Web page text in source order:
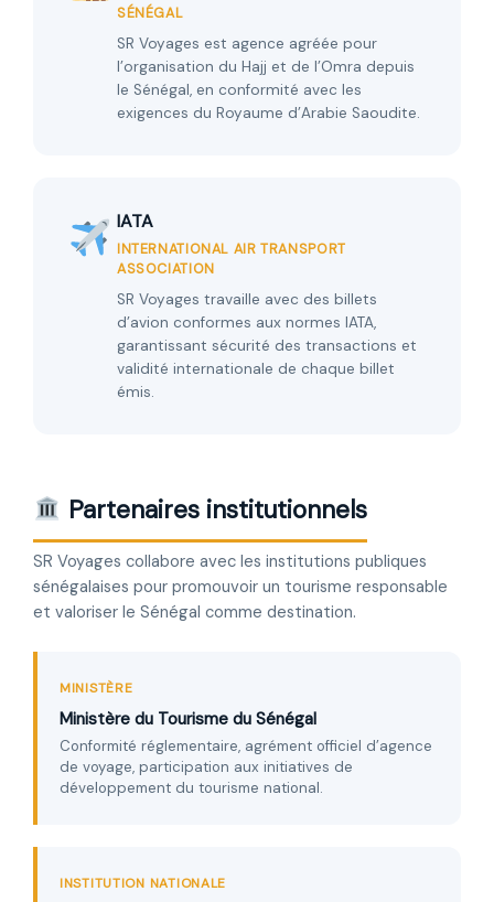
SÉNÉGAL
SR Voyages est agence agréée pour
l’organisation du Hajj et de l’Omra depuis
le Sénégal, en conformité avec les
exigences du Royaume d’Arabie Saoudite.
IATA
INTERNATIONAL AIR TRANSPORT
ASSOCIATION
SR Voyages travaille avec des billets
d’avion conformes aux normes IATA,
garantissant sécurité des transactions et
validité internationale de chaque billet
émis.
Partenaires institutionnels
SR Voyages collabore avec les institutions publiques
sénégalaises pour promouvoir un tourisme responsable
et valoriser le Sénégal comme destination.
MINISTÈRE
Ministère du Tourisme du Sénégal
Conformité réglementaire, agrément officiel d’agence
de voyage, participation aux initiatives de
développement du tourisme national.
INSTITUTION NATIONALE